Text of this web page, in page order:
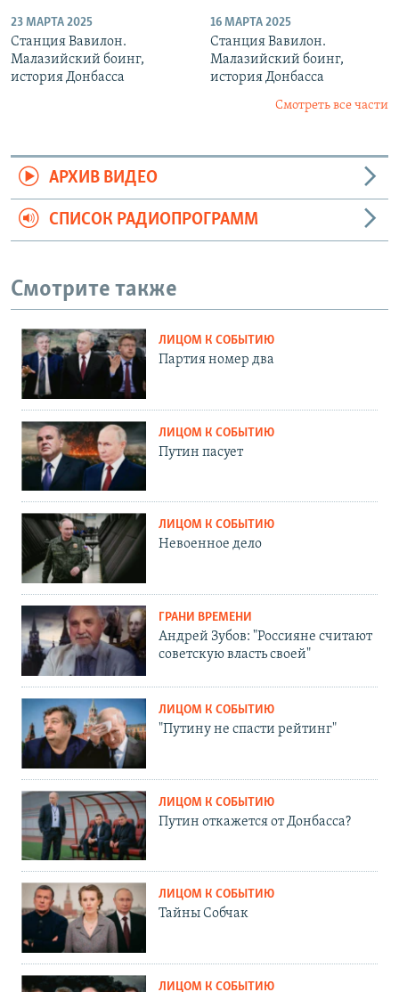
23 МАРТА 2025
Станция Вавилон.
Малазийский боинг,
история Донбасса
16 МАРТА 2025
Станция Вавилон.
Малазийский боинг,
история Донбасса
Смотреть все части
АРХИВ ВИДЕО
СПИСОК РАДИОПРОГРАММ
Смотрите также
ЛИЦОМ К СОБЫТИЮ
Партия номер два
ЛИЦОМ К СОБЫТИЮ
Путин пасует
ЛИЦОМ К СОБЫТИЮ
Невоенное дело
ГРАНИ ВРЕМЕНИ
Андрей Зубов: "Россияне считают
советскую власть своей"
ЛИЦОМ К СОБЫТИЮ
"Путину не спасти рейтинг"
ЛИЦОМ К СОБЫТИЮ
Путин откажется от Донбасса?
ЛИЦОМ К СОБЫТИЮ
Тайны Собчак
ЛИЦОМ К СОБЫТИЮ